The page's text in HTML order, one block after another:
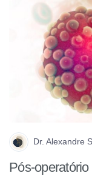
Dr. Alexandre
Pós-